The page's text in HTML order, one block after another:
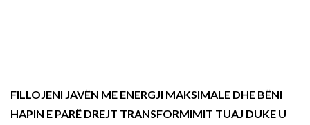
FILLOJENI JAVËN ME ENERGJI MAKSIMALE DHE BËNI
HAPIN E PARË DREJT TRANSFORMIMIT TUAJ DUKE U